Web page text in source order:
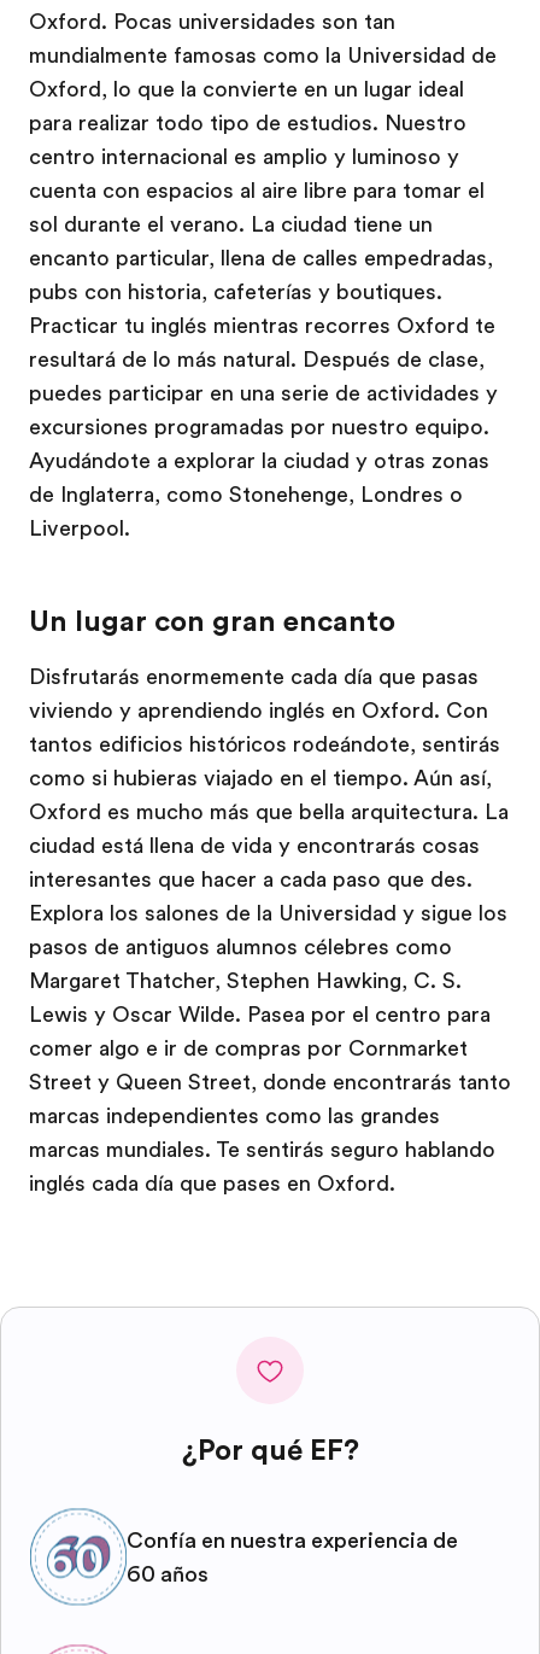
Oxford. Pocas universidades son tan
mundialmente famosas como la Universidad de
Oxford, lo que la convierte en un lugar ideal
para realizar todo tipo de estudios. Nuestro
centro internacional es amplio y luminoso y
cuenta con espacios al aire libre para tomar el
sol durante el verano. La ciudad tiene un
encanto particular, llena de calles empedradas,
pubs con historia, cafeterías y boutiques.
Practicar tu inglés mientras recorres Oxford te
resultará de lo más natural. Después de clase,
puedes participar en una serie de actividades y
excursiones programadas por nuestro equipo.
Ayudándote a explorar la ciudad y otras zonas
de Inglaterra, como Stonehenge, Londres o
Liverpool.
Un lugar con gran encanto
Disfrutarás enormemente cada día que pasas
viviendo y aprendiendo inglés en Oxford. Con
tantos edificios históricos rodeándote, sentirás
como si hubieras viajado en el tiempo. Aún así,
Oxford es mucho más que bella arquitectura. La
ciudad está llena de vida y encontrarás cosas
interesantes que hacer a cada paso que des.
Explora los salones de la Universidad y sigue los
pasos de antiguos alumnos célebres como
Margaret Thatcher, Stephen Hawking, C. S.
Lewis y Oscar Wilde. Pasea por el centro para
comer algo e ir de compras por Cornmarket
Street y Queen Street, donde encontrarás tanto
marcas independientes como las grandes
marcas mundiales. Te sentirás seguro hablando
inglés cada día que pases en Oxford.
¿Por qué EF?
Confía en nuestra experiencia de
60 años